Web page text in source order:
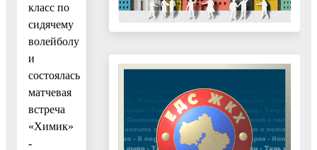
класс по
сидячему
волейболу
и
состоялась
матчевая
встреча
«Химик»
-